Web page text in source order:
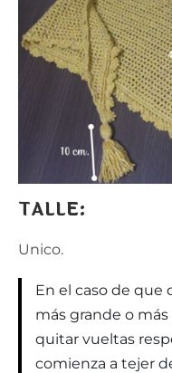
TALLE:
Unico.
En el caso de
más grande o
quitar vueltas
comienza a tejer